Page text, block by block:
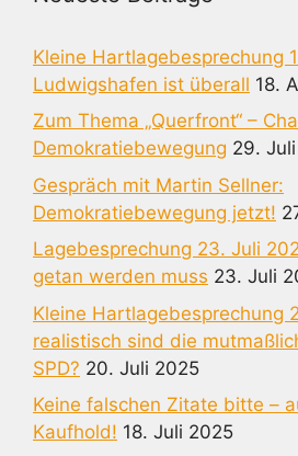
Kleine Hartlagebesprechung
Ludwigshafen ist überall 18.
Zum Thema „Querfront“ –
Demokratiebewegung 29.
Gespräch mit Martin Sellner:
Demokratiebewegung jetzt!
Lagebesprechung 23. Juli
getan werden muss 23. Juli
Kleine Hartlagebesprechung
realistisch sind die
SPD? 20. Juli 2025
Keine falschen Zitate bitte –
Kaufhold! 18. Juli 2025